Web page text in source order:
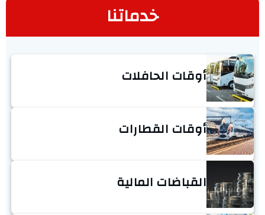
خدماتنا
أوقات الحافلات
أوقات القطارات
القباضات المالية